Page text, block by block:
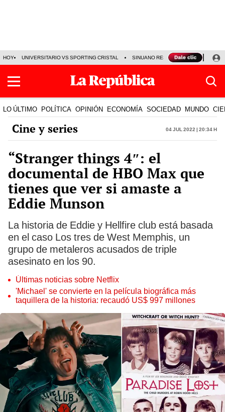
HOY UNIVERSITARIO VS SPORTING CRISTAL SINUANO RESULTADOS HOY
LO ÚLTIMO POLÍTICA OPINIÓN ECONOMÍA SOCIEDAD MUNDO
Cine y series 04 Jul 2022 | 20:34 h
“Stranger things 4″: el
documental de HBO Max que
tienes que ver si amaste a
Eddie Munson
La historia de Eddie y Hellfire club está basada
en el caso Los tres de West Memphis, un
grupo de metaleros acusados de triple
asesinato en los 90.
Últimas noticias sobre Netflix
'Michael' se convierte en la película biográfica más
taquillera de la historia: recaudó US$ 997 millones